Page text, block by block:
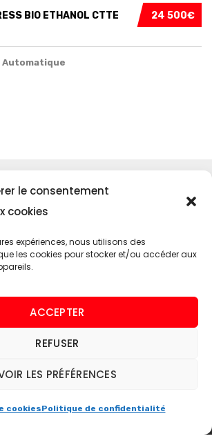
le consentement
cookies
expériences, nous utilisons des
les cookies pour stocker et/ou accéder aux
ACCEPTER
REFUSER
LES PRÉFÉRENCES
cookiesPolitique de confidentialité
24 500€
BIO ETHANOL CTTE
Automatique
Accueil
Contact
de voiture américaine
Homologation
détachés neuf ou occasion
de voiture américaine